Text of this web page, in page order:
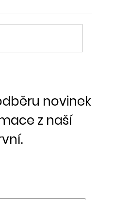
novinek
z naší